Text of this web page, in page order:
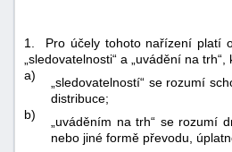
1. Pro účely tohoto nařízení platí
„sledovatelnosti“ a „uvádění na
a)
„sledovatelností“ se rozumí
distribuce;
b)
„uváděním na trh“ se rozumí
nebo jiné formě převodu,